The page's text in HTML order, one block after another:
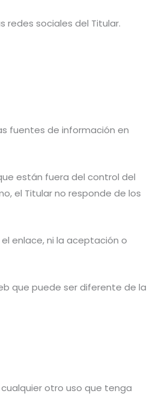
redes sociales del Titular.
fuentes de información en
están fuera del control del
el Titular no responde de los
enlace, ni la aceptación o
que puede ser diferente de la
otro uso que tenga